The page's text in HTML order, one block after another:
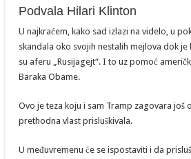
Podvala Hilari Klinton
U najkraćem, kako sad izlazi na videlo, u
skandala oko svojih nestalih mejlova dok
su aferu „Rusijagejt“. I to uz pomoć
Baraka Obame.
Ovo je teza koju i sam Tramp zagovara
prethodna vlast prisluškivala.
U međuvremenu će se ispostaviti i da